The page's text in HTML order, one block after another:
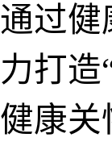
通过健
打造
康